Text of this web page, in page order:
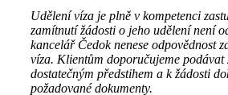
Udělení víza je plně v kompetenci
zamítnutí žádosti o jeho udělení není
kancelář Čedok nenese odpovědnost
víza. Klientům doporučujeme podávat
dostatečným předstihem a k žádosti
požadované dokumenty.